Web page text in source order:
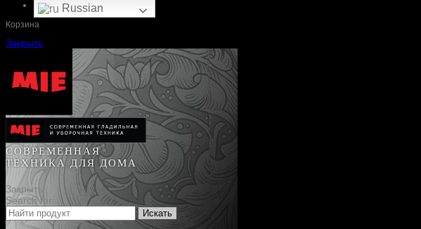
Russian
Корзина
Закрыть
СОВРЕМЕННАЯ
ТЕХНИКА ДЛЯ ДОМА
Закрыть
Search for:
Искать